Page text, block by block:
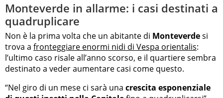
Monteverde in allarme: i casi destinati a
quadruplicare
Non è la prima volta che un abitante di Monteverdesi
trova a fronteggiare enormi nidi di Vespa orientalis:
l’ultimo caso risale all’anno scorso, e il quartiere sembra
destinato a veder aumentare casi come questo.
“Nel giro di un mese ci sarà una crescita esponenziale